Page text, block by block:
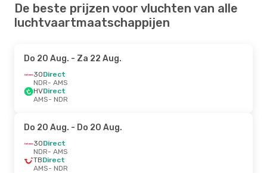
De beste prijzen voor vluchten van alle
luchtvaartmaatschappijen
Do 20 Aug. - Za 22 Aug.
3ODirect
NDR- AMS
HVDirect
AMS- NDR
Do 20 Aug. - Do 20 Aug.
3ODirect
NDR- AMS
TBDirect
AMS- NDR